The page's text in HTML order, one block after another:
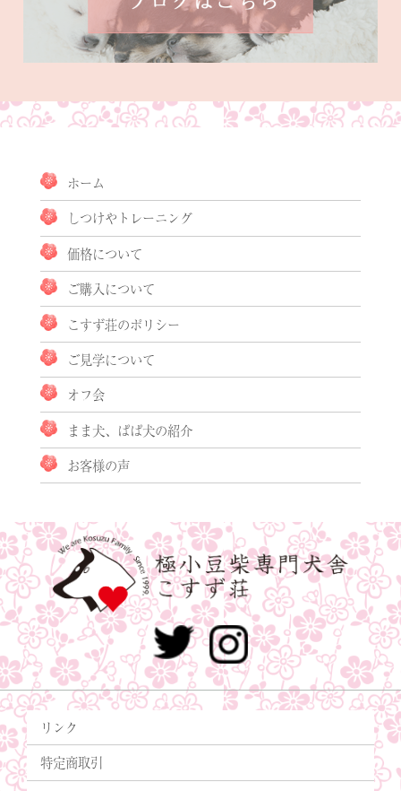
ホーム
しつけやトレーニング
価格について
ご購入について
こすず荘のポリシー
ご見学について
オフ会
まま犬、ぱぱ犬の紹介
お客様の声
リンク
特定商取引